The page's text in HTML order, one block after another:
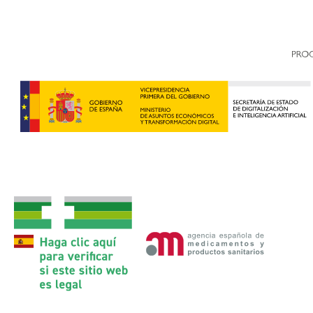
Valoramos tu privacidad
Usamos cookies para mejorar su experiencia de
mostrarle anuncios o contenidos personalizados y analizar